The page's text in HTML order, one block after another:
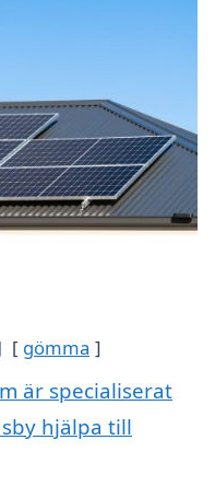
gömma
är specialiserat
hjälpa till